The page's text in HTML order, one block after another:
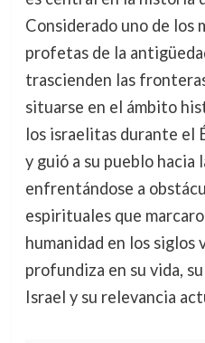
Considerado uno de los
profetas de la
trascienden las
situarse en el ámbito
los israelitas durante el
y guió a su pueblo hacia
enfrentándose a
espirituales que
humanidad en los
profundiza en su vida,
Israel y su relevancia